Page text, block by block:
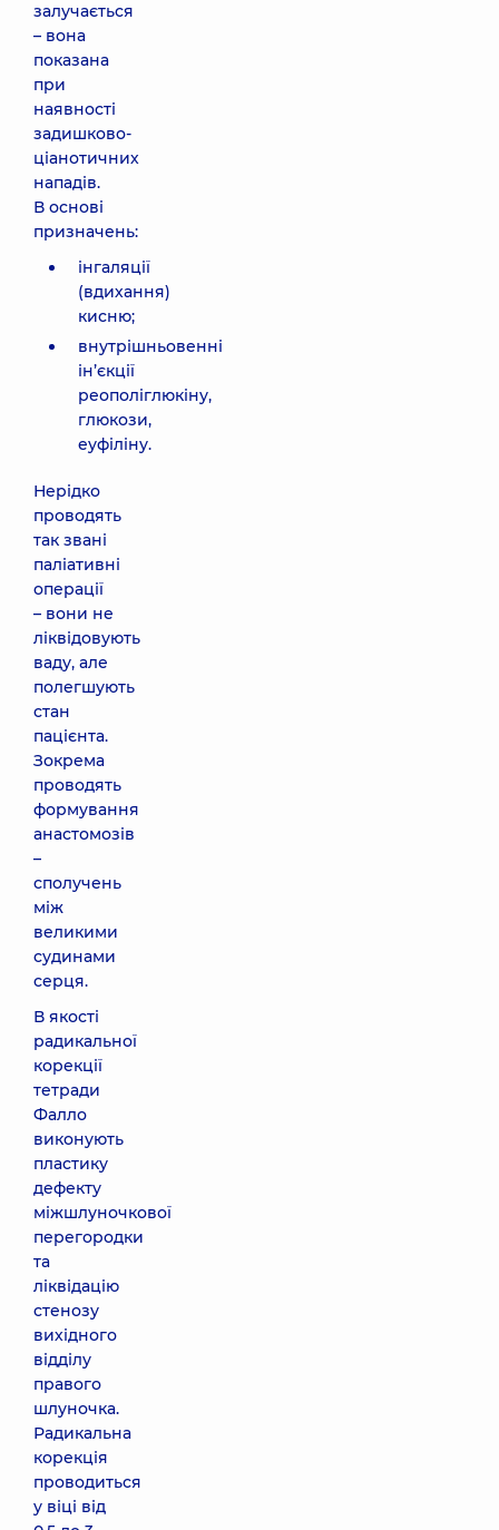
залучається
– вона
показана
при
наявності
задишково-
ціанотичних
нападів.
В основі
призначень:
інгаляції
(вдихання)
кисню;
внутрішньовенні
ін’єкції
реополіглюкіну,
глюкози,
еуфіліну.
Нерідко
проводять
так звані
паліативні
операції
– вони не
ліквідовують
ваду, але
полегшують
стан
пацієнта.
Зокрема
проводять
формування
анастомозів
–
сполучень
між
великими
судинами
серця.
В якості
радикальної
корекції
тетради
Фалло
виконують
пластику
дефекту
міжшлуночкової
перегородки
та
ліквідацію
стенозу
вихідного
відділу
правого
шлуночка.
Радикальна
корекція
проводиться
у віці від